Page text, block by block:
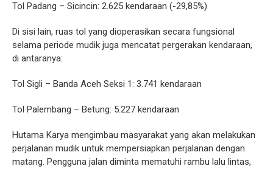
Tol Padang – Sicincin: 2.625 kendaraan (-29,85%)
Di sisi lain, ruas tol yang dioperasikan secara fungsional
selama periode mudik juga mencatat pergerakan kendaraan,
di antaranya:
Tol Sigli – Banda Aceh Seksi 1: 3.741 kendaraan
Tol Palembang – Betung: 5.227 kendaraan
Hutama Karya mengimbau masyarakat yang akan melakukan
perjalanan mudik untuk mempersiapkan perjalanan dengan
matang. Pengguna jalan diminta mematuhi rambu lalu lintas,